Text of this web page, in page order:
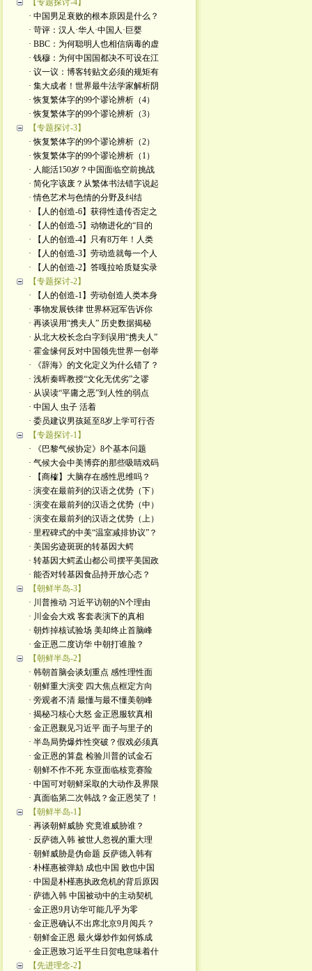
【专题探讨-4】
· 中国男足衰败的根本原因是什么？
· 苛评：汉人·华人·中国人·巨婴
· BBC：为何聪明人也相信病毒的虚
· 钱穆：为何中国国都决不可设在江
· 议一议：博客转贴文必须的规矩有
· 集大成者！世界最牛法学家解析阴
· 恢复繁体字的99个谬论辨析（4）
· 恢复繁体字的99个谬论辨析（3）
【专题探讨-3】
· 恢复繁体字的99个谬论辨析（2）
· 恢复繁体字的99个谬论辨析（1）
· 人能活150岁？中国面临空前挑战
· 简化字该废？从繁体书法错字说起
· 情色艺术与色情的分野及纠结
· 【人的创造-6】获得性遗传否定之
· 【人的创造-5】动物进化的“目的
· 【人的创造-4】只有8万年！人类
· 【人的创造-3】劳动造就每一个人
· 【人的创造-2】答嘎拉哈质疑实录
【专题探讨-2】
· 【人的创造-1】劳动创造人类本身
· 事物发展铁律 世界杯冠军告诉你
· 再谈误用“携夫人” 历史数据揭秘
· 从北大校长念白字到误用“携夫人”
· 霍金缘何反对中国领先世界一创举
· 《辞海》的文化定义为什么错了？
· 浅析秦晖教授“文化无优劣”之谬
· 从误读“平庸之恶”到人性的弱点
· 中国人 虫子 活着
· 委员建议男孩延至8岁上学可行否
【专题探讨-1】
· 《巴黎气候协定》8个基本问题
· 气候大会中美博弈的那些吸睛戏码
· 【商榷】大脑存在感性思维吗？
· 演变在最前列的汉语之优势（下）
· 演变在最前列的汉语之优势（中）
· 演变在最前列的汉语之优势（上）
· 里程碑式的中美“温室减排协议”？
· 美国劣迹斑斑的转基因大鳄
· 转基因大鳄孟山都公司摆平美国政
· 能否对转基因食品持开放心态？
【朝鲜半岛-3】
· 川普推动 习近平访朝的N个理由
· 川金会大戏 客套表演下的真相
· 朝炸掉核试验场 美却终止首脑峰
· 金正恩二度访华 中朝打谁脸？
【朝鲜半岛-2】
· 韩朝首脑会谈划重点 感性理性面
· 朝鲜重大演变 四大焦点框定方向
· 旁观者不清 最懂与最不懂美朝峰
· 揭秘习核心大怒 金正恩服软真相
· 金正恩觐见习近平 面子与里子的
· 半岛局势爆炸性突破？假戏必须真
· 金正恩的算盘 检验川普的试金石
· 朝鲜不作不死 东亚面临核竞赛险
· 中国可对朝鲜采取的大动作及界限
· 真面临第二次韩战？金正恩笑了！
【朝鲜半岛-1】
· 再谈朝鲜威胁 究竟谁威胁谁？
· 反萨德入韩 被世人忽视的重大理
· 朝鲜威胁是伪命题 反萨德入韩有
· 朴槿惠被弹劾 成也中国 败也中国
· 中国是朴槿惠执政危机的背后原因
· 萨德入韩 中国被动中的主动契机
· 金正恩9月访华可能几乎为零
· 金正恩确认不出席北京9月阅兵？
· 朝鲜金正恩 最火爆炒作如何炼成
· 金正恩致习近平生日贺电意味着什
【先进理念-2】